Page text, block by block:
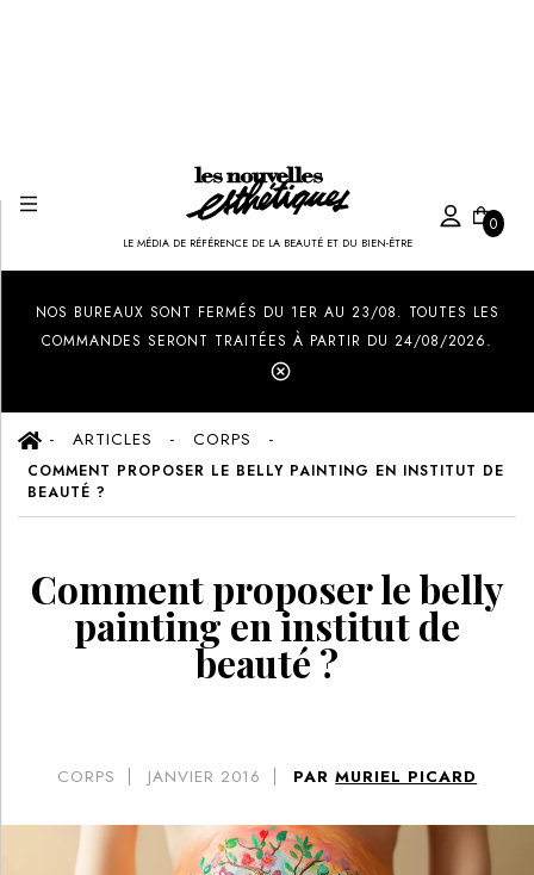
LE MÉDIA DE RÉFÉRENCE DE LA BEAUTÉ ET DU BIEN-ÊTRE
0
NOS BUREAUX SONT FERMÉS DU 1ER AU 23/08. TOUTES LES
COMMANDES SERONT TRAITÉES À PARTIR DU 24/08/2026.
ARTICLES CORPS
COMMENT PROPOSER LE BELLY PAINTING EN INSTITUT DE
BEAUTÉ ?
Comment proposer le belly
painting en institut de
beauté ?
CORPS JANVIER 2016 PAR MURIEL PICARD